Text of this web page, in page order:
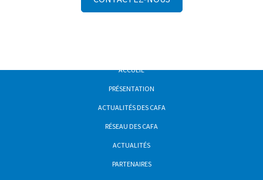
ACCUEIL
PRÉSENTATION
ACTUALITÉS DES CAFA
RÉSEAU DES CAFA
ACTUALITÉS
PARTENAIRES